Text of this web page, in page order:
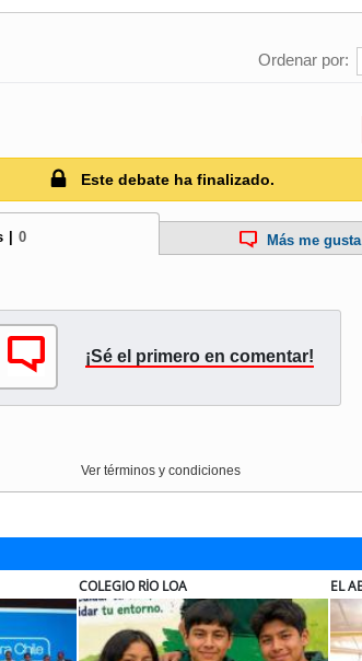
Ordenar por:
Este debate ha finalizado.
| 0 Más me gusta
¡Sé el primero en comentar!
Ver términos y condiciones
RÍO LOA